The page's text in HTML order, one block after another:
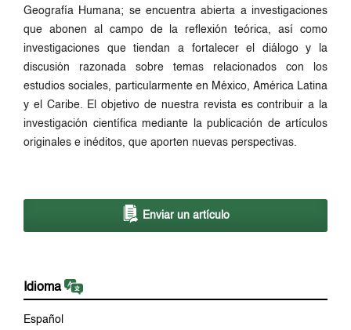
Geografía Humana; se encuentra abierta a investigaciones
que abonen al campo de la reflexión teórica, así como
investigaciones que tiendan a fortalecer el diálogo y la
discusión razonada sobre temas relacionados con los
estudios sociales, particularmente en México, América Latina
y el Caribe. El objetivo de nuestra revista es contribuir a la
investigación científica mediante la publicación de artículos
originales e inéditos, que aporten nuevas perspectivas.
Enviar un artículo
Idioma
Español